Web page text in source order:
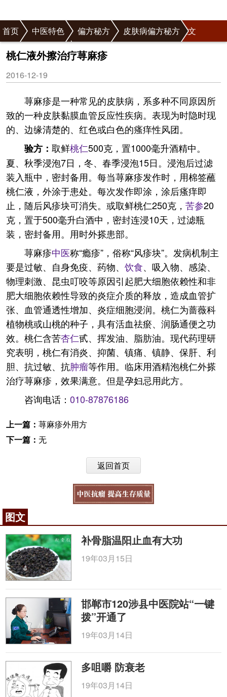
首页 中医特色 偏方秘方
皮肤病偏方秘方
荨麻疹偏方秘方
正文
桃仁液外擦治疗荨麻疹
2016-12-19
荨麻疹是一种常见的皮肤病，系多种不同原因所
致的一种皮肤黏膜血管反应性疾病。表现为时隐时现
的、边缘清楚的、红色或白色的瘙痒性风团。
验方： 取鲜桃仁500克，置1000毫升酒精中。
夏、秋季浸泡7日，冬、春季浸泡15日。浸泡后过滤
装入瓶中，密封备用。每当荨麻疹发作时，用棉签蘸
桃仁液，外涂于患处。每次发作即涂，涂后瘙痒即
止，随后风疹块可消失。或取鲜桃仁250克， 苦参20
克，置于500毫升白酒中，密封连浸10天，过滤瓶
装，密封备用。用时外搽患部。
荨麻疹中医称“瘾疹”，俗称“风疹块”。发病机制主
要是过敏、自身免疫、药物、 饮食、吸入物、感染、
物理刺激、昆虫叮咬等原因引起肥大细胞依赖性和非
肥大细胞依赖性导致的炎症介质的释放，造成血管扩
张、血管通透性增加、炎症细胞浸润。桃仁为蔷薇科
植物桃或山桃的种子，具有活血祛瘀、润肠通便之功
效。桃仁含苦杏仁甙、挥发油、脂肪油。现代药理研
究表明，桃仁有消炎、抑菌、镇痛、镇静、保肝、利
胆、抗过敏、抗肿瘤等作用。临床用酒精泡桃仁外搽
治疗荨麻疹，效果满意。但是孕妇忌用此方。
咨询电话： 010-87876186
上一篇： 荨麻疹外用方
下一篇： 无
返回首页
图文
补骨脂温阳止血有大功
19年03月15日
邯郸市120涉县中医院站“一键
拨”开通了
19年03月14日
多咀嚼 防衰老
19年03月14日